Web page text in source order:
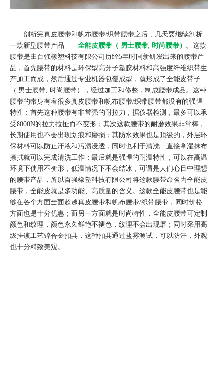
剖析完真皮腰带和帆布腰带/织带腰带之后，几天要继续剖析
一款新型腰带产品——全能皮腰带（ 男士腰带, 时尚腰带） 。这款
腰带是由百强橡塑科技有限公司历经5年时间新研发出来的腰带产
品，首先腰带的材料是环保型高分子塑胶材料和高强度纤维织带生
产加工而成，然后通过专业机器包覆成型，就形成了全能皮带子
（ 男士腰带, 时尚腰带），经过加工和修整，制成腰带成品。这种
腰带的带身有着很多真皮腰带和帆布腰带/织带腰带都没有的强悍
特性：首先这种腰带有非常强的耐拉力，据仪器检测，最多可以承
受8000N的拉力拉扯而不变形；其次这款腰带的耐磨效果非常棒，
长期使用也不会出现划痕和磨损；其防水效果也是顶级的，外层环
保材料可以防止汗液和污渍浸透，同时也利于清洗，直接拿湿抹布
擦拭就可以完成清洗工作；最后就是强悍的耐温特性，可以在高温
环境下使用不变形，低温情况下不会结冰，可谓是人们心目中理想
的腰带产品，所以百强橡塑科技有限公司将这款腰带命名为全能皮
腰带，全能皮就是多功能、高质量的含义。这款全能皮腰带也是能
够在各个方面全面超越真皮腰带和帆布腰带/织带腰带，同时价格
方面也是十分优惠；而另一方面就是时尚特性，全能皮腰带可定制
颜色和纹理，颜色永久鲜艳不褪色，纹理不会出现磨；同时采用高
级挂镀工艺锌合金扣具，这种扣具通过盐雾测试，可以防汗，外观
也十分精致美观。